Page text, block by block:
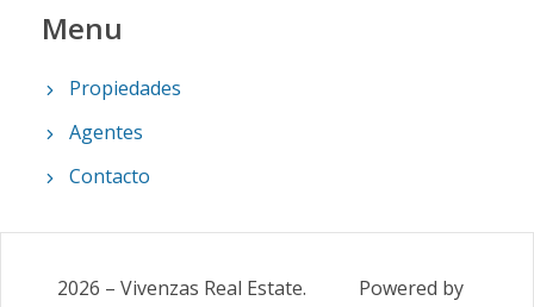
Menu
Propiedades
Agentes
Contacto
2026 – Vivenzas Real Estate. Powered by